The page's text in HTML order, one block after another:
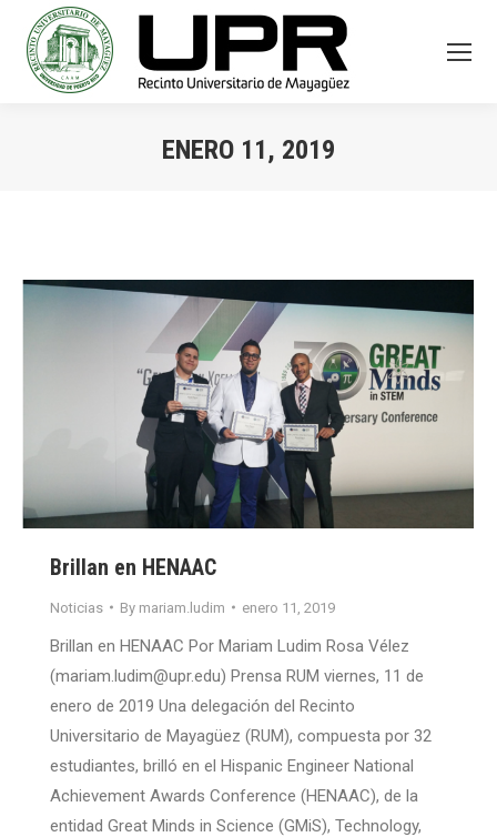
ENERO 11, 2019
Brillan en HENAAC
Noticias By mariam.ludim enero 11, 2019
Brillan en HENAAC Por Mariam Ludim Rosa Vélez
(mariam.ludim@upr.edu) Prensa RUM viernes, 11 de
enero de 2019 Una delegación del Recinto
Universitario de Mayagüez (RUM), compuesta por 32
estudiantes, brilló en el Hispanic Engineer National
Achievement Awards Conference (HENAAC), de la
entidad Great Minds in Science (GMiS), Technology,